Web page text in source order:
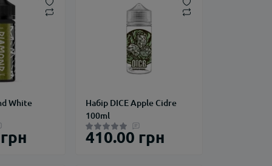
White
Набір DICE Apple Cidre
100ml
410.00 грн